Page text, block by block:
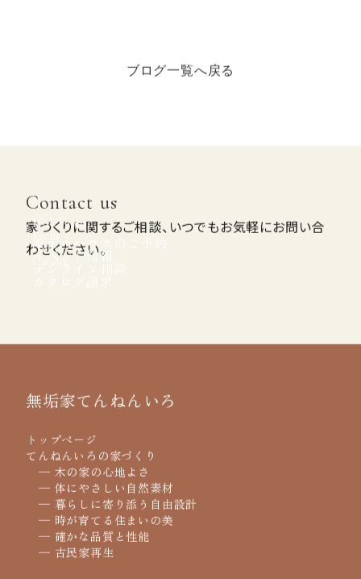
ブログ一覧へ戻る
Contact us
家づくりに関するご相談、いつでもお気軽にお問い合
わせください。
Model house
モデルハウスのご予約
Event
イベント情報
Online
オンライン相談
Catalog
カタログ請求
無垢家てんねんいろ
トップページ
てんねんいろの家づくり
─ 木の家の心地よさ
─ 体にやさしい自然素材
─ 暮らしに寄り添う自由設計
─ 時が育てる住まいの美
─ 確かな品質と性能
─ 古民家再生